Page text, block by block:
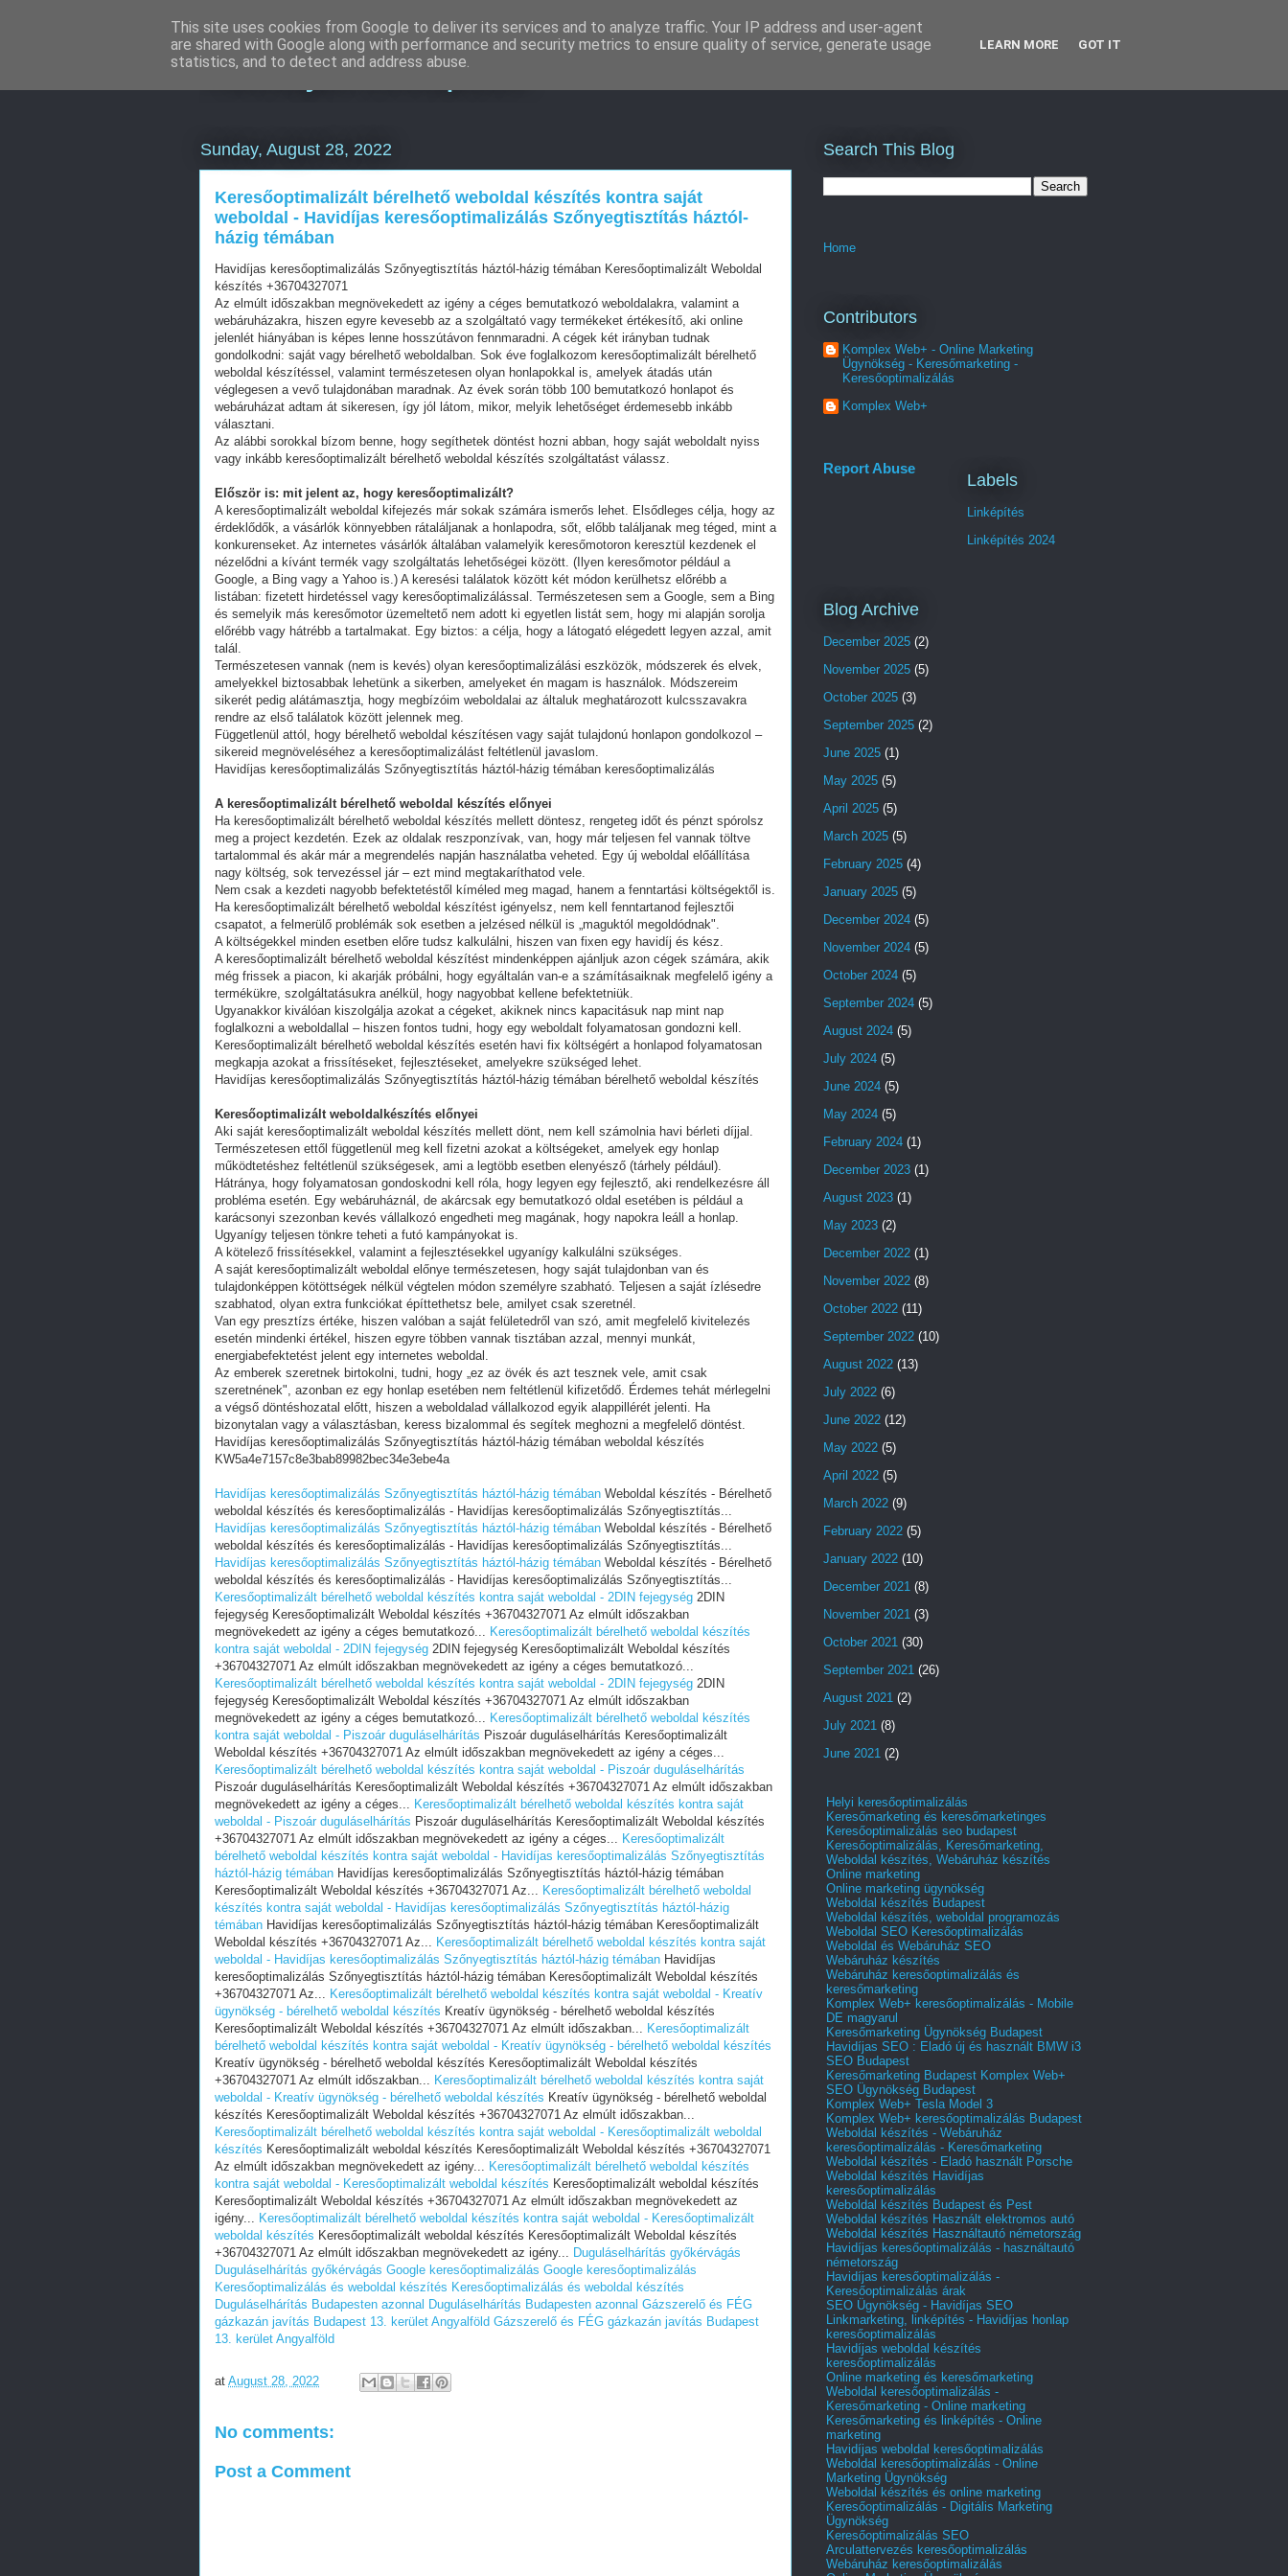
Havidíjas linképítés
Sunday, August 28, 2022
Keresőoptimalizált bérelhető weboldal készítés kontra saját
weboldal - Havidíjas keresőoptimalizálás Szőnyegtisztítás háztól-
házig témában
Havidíjas keresőoptimalizálás Szőnyegtisztítás háztól-házig témában Keresőoptimalizált Weboldal
készítés +36704327071
Az elmúlt időszakban megnövekedett az igény a céges bemutatkozó weboldalakra, valamint a
webáruházakra, hiszen egyre kevesebb az a szolgáltató vagy termékeket értékesítő, aki online
jelenlét hiányában is képes lenne hosszútávon fennmaradni. A cégek két irányban tudnak
gondolkodni: saját vagy bérelhető weboldalban. Sok éve foglalkozom keresőoptimalizált bérelhető
weboldal készítéssel, valamint természetesen olyan honlapokkal is, amelyek átadás után
véglegesen a vevő tulajdonában maradnak. Az évek során több 100 bemutatkozó honlapot és
webáruházat adtam át sikeresen, így jól látom, mikor, melyik lehetőséget érdemesebb inkább
választani.
Az alábbi sorokkal bízom benne, hogy segíthetek döntést hozni abban, hogy saját weboldalt nyiss
vagy inkább keresőoptimalizált bérelhető weboldal készítés szolgáltatást válassz.
Először is: mit jelent az, hogy keresőoptimalizált?
A keresőoptimalizált weboldal kifejezés már sokak számára ismerős lehet. Elsődleges célja, hogy az
érdeklődők, a vásárlók könnyebben rátaláljanak a honlapodra, sőt, előbb találjanak meg téged, mint a
konkurenseket. Az internetes vásárlók általában valamelyik keresőmotoron keresztül kezdenek el
nézelődni a kívánt termék vagy szolgáltatás lehetőségei között. (Ilyen keresőmotor például a
Google, a Bing vagy a Yahoo is.) A keresési találatok között két módon kerülhetsz előrébb a
listában: fizetett hirdetéssel vagy keresőoptimalizálással. Természetesen sem a Google, sem a Bing
és semelyik más keresőmotor üzemeltető nem adott ki egyetlen listát sem, hogy mi alapján sorolja
előrébb vagy hátrébb a tartalmakat. Egy biztos: a célja, hogy a látogató elégedett legyen azzal, amit
talál.
Természetesen vannak (nem is kevés) olyan keresőoptimalizálási eszközök, módszerek és elvek,
amelyekkel biztosabbak lehetünk a sikerben, amelyeket én magam is használok. Módszereim
sikerét pedig alátámasztja, hogy megbízóim weboldalai az általuk meghatározott kulcsszavakra
rendre az első találatok között jelennek meg.
Függetlenül attól, hogy bérelhető weboldal készítésen vagy saját tulajdonú honlapon gondolkozol –
sikereid megnöveléséhez a keresőoptimalizálást feltétlenül javaslom.
Havidíjas keresőoptimalizálás Szőnyegtisztítás háztól-házig témában keresőoptimalizálás
A keresőoptimalizált bérelhető weboldal készítés előnyei
Ha keresőoptimalizált bérelhető weboldal készítés mellett döntesz, rengeteg időt és pénzt spórolsz
meg a project kezdetén. Ezek az oldalak reszponzívak, van, hogy már teljesen fel vannak töltve
tartalommal és akár már a megrendelés napján használatba veheted. Egy új weboldal előállítása
nagy költség, sok tervezéssel jár – ezt mind megtakaríthatod vele.
Nem csak a kezdeti nagyobb befektetéstől kíméled meg magad, hanem a fenntartási költségektől is.
Ha keresőoptimalizált bérelhető weboldal készítést igényelsz, nem kell fenntartanod fejlesztői
csapatot, a felmerülő problémák sok esetben a jelzésed nélkül is „maguktól megoldódnak".
A költségekkel minden esetben előre tudsz kalkulálni, hiszen van fixen egy havidíj és kész.
A keresőoptimalizált bérelhető weboldal készítést mindenképpen ajánljuk azon cégek számára, akik
még frissek a piacon, ki akarják próbálni, hogy egyáltalán van-e a számításaiknak megfelelő igény a
termékükre, szolgáltatásukra anélkül, hogy nagyobbat kellene befektetniük.
Ugyanakkor kiválóan kiszolgálja azokat a cégeket, akiknek nincs kapacitásuk nap mint nap
foglalkozni a weboldallal – hiszen fontos tudni, hogy egy weboldalt folyamatosan gondozni kell.
Keresőoptimalizált bérelhető weboldal készítés esetén havi fix költségért a honlapod folyamatosan
megkapja azokat a frissítéseket, fejlesztéseket, amelyekre szükséged lehet.
Havidíjas keresőoptimalizálás Szőnyegtisztítás háztól-házig témában bérelhető weboldal készítés
Keresőoptimalizált weboldalkészítés előnyei
Aki saját keresőoptimalizált weboldal készítés mellett dönt, nem kell számolnia havi bérleti díjjal.
Természetesen ettől függetlenül meg kell fizetni azokat a költségeket, amelyek egy honlap
működtetéshez feltétlenül szükségesek, ami a legtöbb esetben elenyésző (tárhely például).
Hátránya, hogy folyamatosan gondoskodni kell róla, hogy legyen egy fejlesztő, aki rendelkezésre áll
probléma esetén. Egy webáruháznál, de akárcsak egy bemutatkozó oldal esetében is például a
karácsonyi szezonban kevés vállalkozó engedheti meg magának, hogy napokra leáll a honlap.
Ugyanígy teljesen tönkre teheti a futó kampányokat is.
A kötelező frissítésekkel, valamint a fejlesztésekkel ugyanígy kalkulálni szükséges.
A saját keresőoptimalizált weboldal előnye természetesen, hogy saját tulajdonban van és
tulajdonképpen kötöttségek nélkül végtelen módon személyre szabható. Teljesen a saját ízlésedre
szabhatod, olyan extra funkciókat építtethetsz bele, amilyet csak szeretnél.
Van egy presztízs értéke, hiszen valóban a saját felületedről van szó, amit megfelelő kivitelezés
esetén mindenki értékel, hiszen egyre többen vannak tisztában azzal, mennyi munkát,
energiabefektetést jelent egy internetes weboldal.
Az emberek szeretnek birtokolni, tudni, hogy „ez az övék és azt tesznek vele, amit csak
szeretnének", azonban ez egy honlap esetében nem feltétlenül kifizetődő. Érdemes tehát mérlegelni
a végső döntéshozatal előtt, hiszen a weboldalad vállalkozod egyik alappillérét jelenti. Ha
bizonytalan vagy a választásban, keress bizalommal és segítek meghozni a megfelelő döntést.
Havidíjas keresőoptimalizálás Szőnyegtisztítás háztól-házig témában weboldal készítés
KW5a4e7157c8e3bab89982bec34e3ebe4a
Havidíjas keresőoptimalizálás Szőnyegtisztítás háztól-házig témában Weboldal készítés - Bérelhető
weboldal készítés és keresőoptimalizálás - Havidíjas keresőoptimalizálás Szőnyegtisztítás...
Havidíjas keresőoptimalizálás Szőnyegtisztítás háztól-házig témában Weboldal készítés - Bérelhető
weboldal készítés és keresőoptimalizálás - Havidíjas keresőoptimalizálás Szőnyegtisztítás...
Havidíjas keresőoptimalizálás Szőnyegtisztítás háztól-házig témában Weboldal készítés - Bérelhető
weboldal készítés és keresőoptimalizálás - Havidíjas keresőoptimalizálás Szőnyegtisztítás...
Keresőoptimalizált bérelhető weboldal készítés kontra saját weboldal - 2DIN fejegység 2DIN
fejegység Keresőoptimalizált Weboldal készítés +36704327071 Az elmúlt időszakban
megnövekedett az igény a céges bemutatkozó... Keresőoptimalizált bérelhető weboldal készítés
kontra saját weboldal - 2DIN fejegység 2DIN fejegység Keresőoptimalizált Weboldal készítés
+36704327071 Az elmúlt időszakban megnövekedett az igény a céges bemutatkozó...
Keresőoptimalizált bérelhető weboldal készítés kontra saját weboldal - 2DIN fejegység 2DIN
fejegység Keresőoptimalizált Weboldal készítés +36704327071 Az elmúlt időszakban
megnövekedett az igény a céges bemutatkozó... Keresőoptimalizált bérelhető weboldal készítés
kontra saját weboldal - Piszoár duguláselhárítás Piszoár duguláselhárítás Keresőoptimalizált
Weboldal készítés +36704327071 Az elmúlt időszakban megnövekedett az igény a céges...
Keresőoptimalizált bérelhető weboldal készítés kontra saját weboldal - Piszoár duguláselhárítás
Piszoár duguláselhárítás Keresőoptimalizált Weboldal készítés +36704327071 Az elmúlt időszakban
megnövekedett az igény a céges... Keresőoptimalizált bérelhető weboldal készítés kontra saját
weboldal - Piszoár duguláselhárítás Piszoár duguláselhárítás Keresőoptimalizált Weboldal készítés
+36704327071 Az elmúlt időszakban megnövekedett az igény a céges... Keresőoptimalizált
bérelhető weboldal készítés kontra saját weboldal - Havidíjas keresőoptimalizálás Szőnyegtisztítás
háztól-házig témában Havidíjas keresőoptimalizálás Szőnyegtisztítás háztól-házig témában
Keresőoptimalizált Weboldal készítés +36704327071 Az... Keresőoptimalizált bérelhető weboldal
készítés kontra saját weboldal - Havidíjas keresőoptimalizálás Szőnyegtisztítás háztól-házig
témában Havidíjas keresőoptimalizálás Szőnyegtisztítás háztól-házig témában Keresőoptimalizált
Weboldal készítés +36704327071 Az... Keresőoptimalizált bérelhető weboldal készítés kontra saját
weboldal - Havidíjas keresőoptimalizálás Szőnyegtisztítás háztól-házig témában Havidíjas
keresőoptimalizálás Szőnyegtisztítás háztól-házig témában Keresőoptimalizált Weboldal készítés
+36704327071 Az... Keresőoptimalizált bérelhető weboldal készítés kontra saját weboldal - Kreatív
ügynökség - bérelhető weboldal készítés Kreatív ügynökség - bérelhető weboldal készítés
Keresőoptimalizált Weboldal készítés +36704327071 Az elmúlt időszakban... Keresőoptimalizált
bérelhető weboldal készítés kontra saját weboldal - Kreatív ügynökség - bérelhető weboldal készítés
Kreatív ügynökség - bérelhető weboldal készítés Keresőoptimalizált Weboldal készítés
+36704327071 Az elmúlt időszakban... Keresőoptimalizált bérelhető weboldal készítés kontra saját
weboldal - Kreatív ügynökség - bérelhető weboldal készítés Kreatív ügynökség - bérelhető weboldal
készítés Keresőoptimalizált Weboldal készítés +36704327071 Az elmúlt időszakban...
Keresőoptimalizált bérelhető weboldal készítés kontra saját weboldal - Keresőoptimalizált weboldal
készítés Keresőoptimalizált weboldal készítés Keresőoptimalizált Weboldal készítés +36704327071
Az elmúlt időszakban megnövekedett az igény... Keresőoptimalizált bérelhető weboldal készítés
kontra saját weboldal - Keresőoptimalizált weboldal készítés Keresőoptimalizált weboldal készítés
Keresőoptimalizált Weboldal készítés +36704327071 Az elmúlt időszakban megnövekedett az
igény... Keresőoptimalizált bérelhető weboldal készítés kontra saját weboldal - Keresőoptimalizált
weboldal készítés Keresőoptimalizált weboldal készítés Keresőoptimalizált Weboldal készítés
+36704327071 Az elmúlt időszakban megnövekedett az igény... Duguláselhárítás győkérvágás
Duguláselhárítás győkérvágás Google keresőoptimalizálás Google keresőoptimalizálás
Keresőoptimalizálás és weboldal készítés Keresőoptimalizálás és weboldal készítés
Duguláselhárítás Budapesten azonnal Duguláselhárítás Budapesten azonnal Gázszerelő és FÉG
gázkazán javítás Budapest 13. kerület Angyalföld Gázszerelő és FÉG gázkazán javítás Budapest
13. kerület Angyalföld
at August 28, 2022
No comments:
Post a Comment
Search This Blog
Home
Contributors
Komplex Web+ - Online Marketing
Ügynökség - Keresőmarketing -
Keresőoptimalizálás
Komplex Web+
Report Abuse
Labels
Linképítés
Linképítés 2024
Blog Archive
December 2025 (2)
November 2025 (5)
October 2025 (3)
September 2025 (2)
June 2025 (1)
May 2025 (5)
April 2025 (5)
March 2025 (5)
February 2025 (4)
January 2025 (5)
December 2024 (5)
November 2024 (5)
October 2024 (5)
September 2024 (5)
August 2024 (5)
July 2024 (5)
June 2024 (5)
May 2024 (5)
February 2024 (1)
December 2023 (1)
August 2023 (1)
May 2023 (2)
December 2022 (1)
November 2022 (8)
October 2022 (11)
September 2022 (10)
August 2022 (13)
July 2022 (6)
June 2022 (12)
May 2022 (5)
April 2022 (5)
March 2022 (9)
February 2022 (5)
January 2022 (10)
December 2021 (8)
November 2021 (3)
October 2021 (30)
September 2021 (26)
August 2021 (2)
July 2021 (8)
June 2021 (2)
Helyi keresőoptimalizálás
Keresőmarketing és keresőmarketinges
Keresőoptimalizálás seo budapest
Keresőoptimalizálás, Keresőmarketing,
Weboldal készítés, Webáruház készítés
Online marketing
Online marketing ügynökség
Weboldal készítés Budapest
Weboldal készítés, weboldal programozás
Weboldal SEO Keresőoptimalizálás
Weboldal és Webáruház SEO
Webáruház készítés
Webáruház keresőoptimalizálás és
keresőmarketing
Komplex Web+ keresőoptimalizálás - Mobile
DE magyarul
Keresőmarketing Ügynökség Budapest
Havidíjas SEO : Eladó új és használt BMW i3
SEO Budapest
Keresőmarketing Budapest Komplex Web+
SEO Ügynökség Budapest
Komplex Web+ Tesla Model 3
Komplex Web+ keresőoptimalizálás Budapest
Weboldal készítés - Webáruház
keresőoptimalizálás - Keresőmarketing
Weboldal készítés - Eladó használt Porsche
Weboldal készítés Havidíjas
keresőoptimalizálás
Weboldal készítés Budapest és Pest
Weboldal készítés Használt elektromos autó
Weboldal készítés Használtautó németország
Havidíjas keresőoptimalizálás - használtautó
németország
Havidíjas keresőoptimalizálás -
Keresőoptimalizálás árak
SEO Ügynökség - Havidíjas SEO
Linkmarketing, linképítés - Havidíjas honlap
keresőoptimalizálás
Havidíjas weboldal készítés
keresőoptimalizálás
Online marketing és keresőmarketing
Weboldal keresőoptimalizálás -
Keresőmarketing - Online marketing
Keresőmarketing és linképítés - Online
marketing
Havidíjas weboldal keresőoptimalizálás
Weboldal keresőoptimalizálás - Online
Marketing Ügynökség
Weboldal készítés és online marketing
Keresőoptimalizálás - Digitális Marketing
Ügynökség
Keresőoptimalizálás SEO
Arculattervezés keresőoptimalizálás
Webáruház keresőoptimalizálás
This site uses cookies from Google to deliver its services and to analyze traffic. Your IP address and user-agent
are shared with Google along with performance and security metrics to ensure quality of service, generate usage
statistics, and to detect and address abuse.
LEARN MORE GOT IT